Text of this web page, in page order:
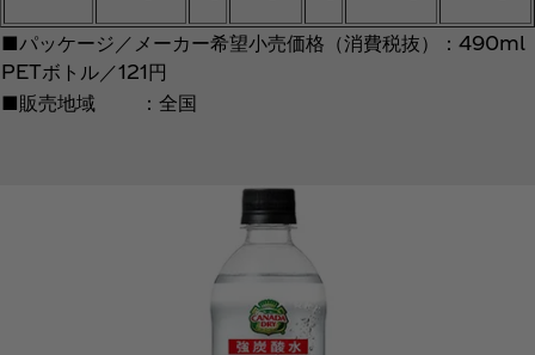
■パッケージ／メーカー希望小売価格（消費税抜）：490ml
PETボトル／121円
■販売地域 ：全国